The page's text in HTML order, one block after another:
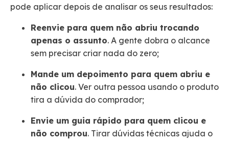
pode aplicar depois de analisar os seus resultados:
Reenvie para quem não abriu trocando
apenas o assunto. A gente dobra o alcance
sem precisar criar nada do zero;
Mande um depoimento para quem abriu e
não clicou. Ver outra pessoa usando o produto
tira a dúvida do comprador;
Envie um guia rápido para quem clicou e
não comprou. Tirar dúvidas técnicas ajuda o